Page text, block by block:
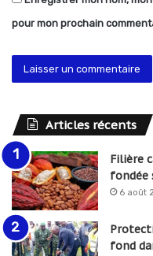
pour mon prochain
Articles récents
Filière
fondée
6 août
fond